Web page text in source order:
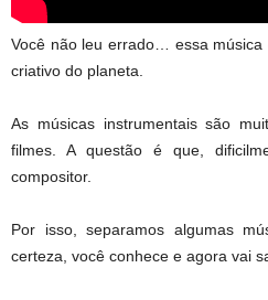
Você não leu errado… essa
criativo do planeta.
As músicas instrumentais são
filmes. A questão é que,
compositor.
Por isso, separamos algumas
certeza, você conhece e agora vai